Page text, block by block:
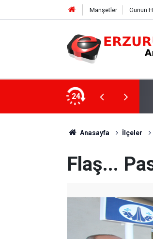
Manşetler Günün
24
Anasayfa İlçeler
Flaş...